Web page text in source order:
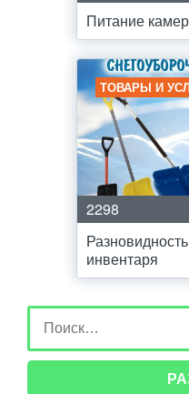
Питание
ТОВАРЫ И
2298
инвентаря